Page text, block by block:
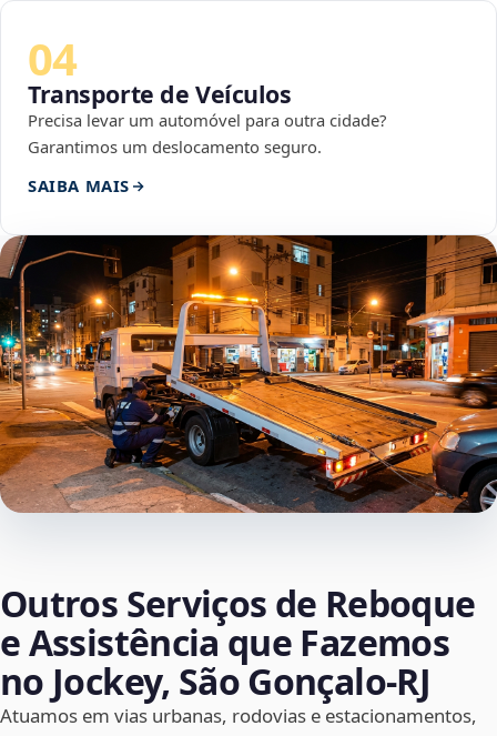
04
Transporte de Veículos
Precisa levar um automóvel para outra cidade?
Garantimos um deslocamento seguro.
SAIBA MAIS
Outros Serviços de Reboque
e Assistência que Fazemos
no Jockey, São Gonçalo‑RJ
Atuamos em vias urbanas, rodovias e estacionamentos,